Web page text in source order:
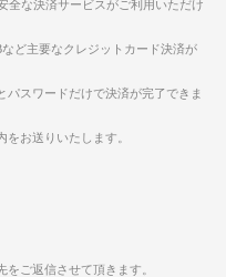
全な決済サービスがご利用いただけ
ど主要なクレジットカード決済が
スワードだけで決済が完了できま
をお送りいたします。
ご返信させて頂きます。